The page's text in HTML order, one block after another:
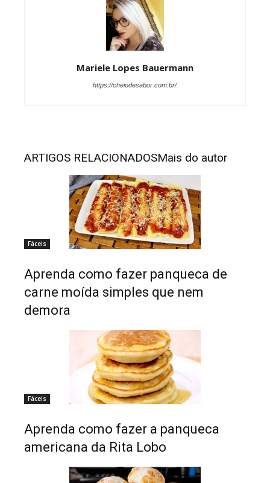
Mariele Lopes Bauermann
https://cheiodesabor.com.br/
ARTIGOS RELACIONADOSMais do autor
Fáceis
Aprenda como fazer panqueca de
carne moída simples que nem
demora
Fáceis
Aprenda como fazer a panqueca
americana da Rita Lobo